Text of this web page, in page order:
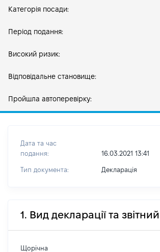
Категорія посади:
Період подання:
Високий ризик:
Відповідальне становище:
Пройшла автоперевірку:
Дата та час
подання:
16.03.2021 13:41
Тип документа: Декларація
1. Вид декларації та
Щорічна